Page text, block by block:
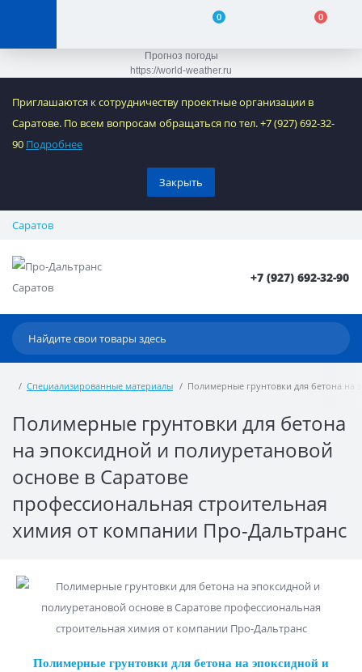
Прогноз погоды
https://world-weather.ru
0 0
Приглашаются к сотрудничеству проектные организации в
Саратове. По всем вопросам обращаться по тел. +7 (927) 692-32-
90 Подробнее
Закрыть
Саратов
+7 (927) 692-32-90
Специализированные материалы Полимерные грунтовки для бетона на
Полимерные грунтовки для бетона
на эпоксидной и полиуретановой
основе в Саратове
профессиональная строительная
химия от компании Про-Дальтранс
Полимерные грунтовки для бетона на эпоксидной и